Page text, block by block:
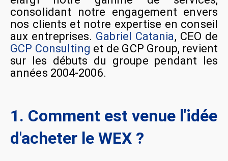
consolidant notre engagement envers
nos clients et notre expertise en conseil
aux entreprises. Gabriel Catania, CEO de
GCP Consulting et de GCP Group, revient
sur les débuts du groupe pendant les
années 2004-2006.
1. Comment est venue l'idée
d'acheter le WEX ?